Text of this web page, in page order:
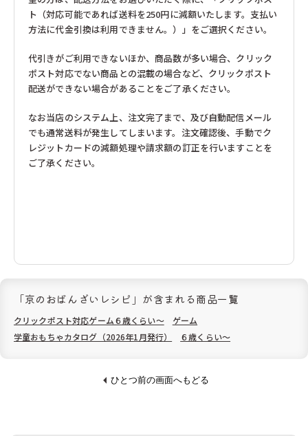
ト（対応可能であれば送料を250円に減額いたします。支払い
方法に代金引換は利用できません。）」をご選択ください。
代引きがご利用できないほか、商品数が多い場合、クリック
ポスト対応でない商品との混載の場合など、クリックポスト
配送ができない場合があることをご了承ください。
なお当店のシステム上、注文完了まで、及び自動配信メール
でも通常送料が発生してしまいます。注文確認後、手動でク
レジットカードの減額処理や請求額の訂正を行いますことを
ご了承ください。
「京のおばんざいレシピ」が含まれる商品一覧
クリックポスト対応ゲーム６歳くらい〜
ゲーム
学童おもちゃカタログ（2026年1月発行）
６歳くらい〜
ひとつ前の画面へもどる